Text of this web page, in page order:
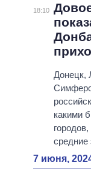
18:10
Донецк,
какими
средние
7 июня,